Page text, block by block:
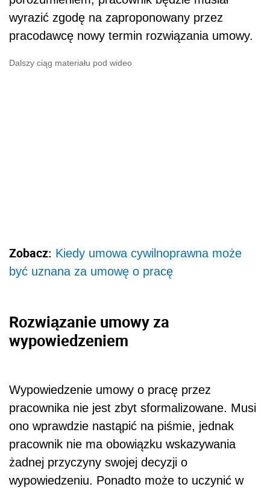
wyrazić zgodę na zaproponowany przez
pracodawcę nowy termin rozwiązania umowy.
Dalszy ciąg materiału pod wideo
Zobacz: Kiedy umowa cywilnoprawna może
być uznana za umowę o pracę
Rozwiązanie umowy za
wypowiedzeniem
Wypowiedzenie umowy o pracę przez
pracownika nie jest zbyt sformalizowane. Musi
ono wprawdzie nastąpić na piśmie, jednak
pracownik nie ma obowiązku wskazywania
żadnej przyczyny swojej decyzji o
wypowiedzeniu. Ponadto może to uczynić w